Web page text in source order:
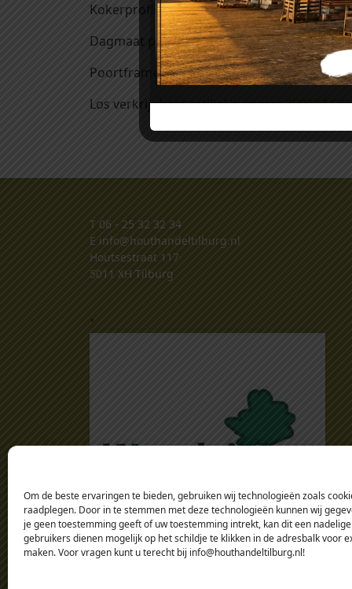
Om de beste ervaringen te bieden, gebruiken wij technologieën zoals
raadplegen. Door in te stemmen met deze technologieën kunnen wij
je geen toestemming geeft of uw toestemming intrekt, kan dit een
gebruikers dienen mogelijk op het schildje te klikken in de adresbalk
maken. Voor vragen kunt u terecht bij info@houthandeltilburg.nl!
Kokerprofiel: 40x40mm / 50x40mm
Dagmaat poort is 1000mm
Poortframe wordt geleverd met profiel set
Los verkrijgbaar artikel nummer300303
T 06 - 25 32 32 34
E info@houthandeltilburg.nl
Houtsestraat 117
5011 XH Tilburg
.